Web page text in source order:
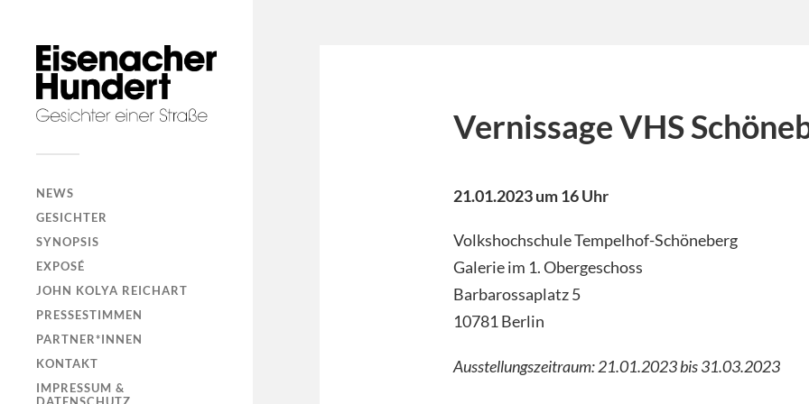
NEWS
GESICHTER
SYNOPSIS
EXPOSÉ
JOHN KOLYA REICHART
PRESSESTIMMEN
PARTNER*INNEN
KONTAKT
IMPRESSUM &
Vernissage VHS
21.01.2023 um 16 Uhr
Volkshochschule Tempelhof-Schöneberg
Galerie im 1. Obergeschoss
Barbarossaplatz 5
10781 Berlin
Ausstellungszeitraum: 21.01.2023 bis 31.03.2023